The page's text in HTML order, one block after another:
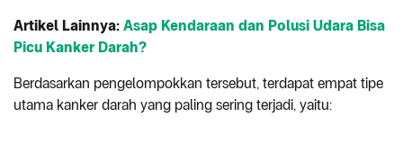
Artikel Lainnya: Asap Kendaraan dan Polusi Udara Bisa
Picu Kanker Darah?
Berdasarkan pengelompokkan tersebut, terdapat empat tipe
utama kanker darah yang paling sering terjadi, yaitu: